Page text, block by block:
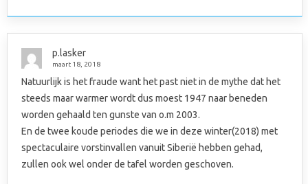
p.lasker
maart 18, 2018
Natuurlijk is het fraude want het past niet in de mythe dat het
steeds maar warmer wordt dus moest 1947 naar beneden
worden gehaald ten gunste van o.m 2003.
En de twee koude periodes die we in deze winter(2018) met
spectaculaire vorstinvallen vanuit Siberië hebben gehad,
zullen ook wel onder de tafel worden geschoven.